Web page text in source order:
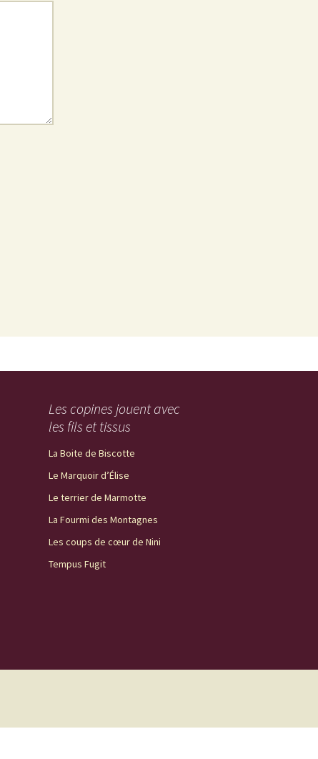
Les copines jouent avec
les fils et tissus
La Boite de Biscotte
Le Marquoir d’Élise
Le terrier de Marmotte
La Fourmi des Montagnes
Les coups de cœur de Nini
Tempus Fugit